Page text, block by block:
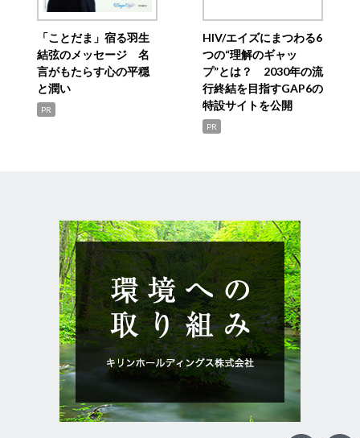
「ことだま」宿る羽生
結弦のメッセージ 名
言がもたらす心の平穏
と潤い
PR
HIV/エイズにまつわる6
つの“理解のギャッ
プ”とは？ 2030年の流
行終結を目指すGAP6の
特設サイトを公開
PR